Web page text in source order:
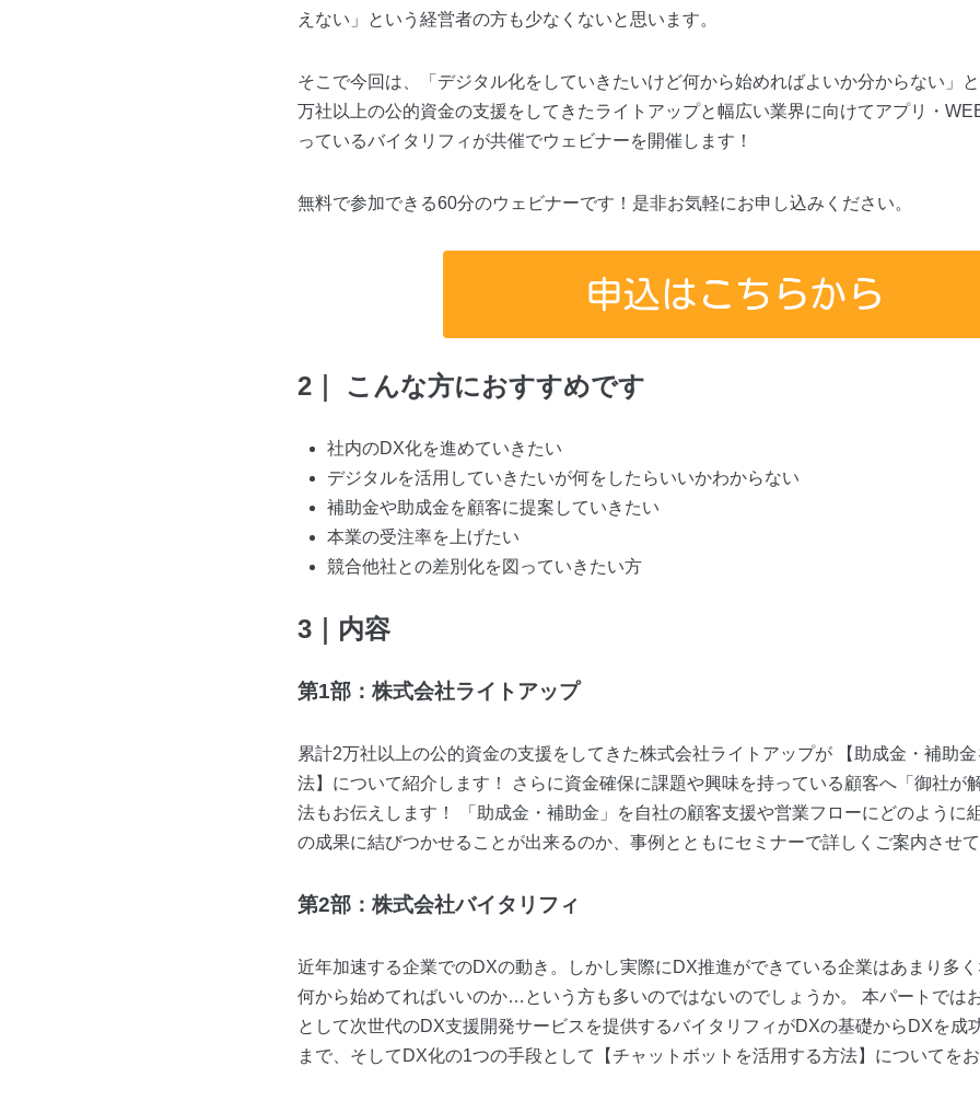
えない」という経営者の方も少なくないと思います。
そこで今回は、「デジタル化をしていきたいけど何から始めればよいか分からない」
万社以上の公的資金の支援をしてきたライトアップと幅広い業界に向けてアプリ・
っているバイタリフィが共催でウェビナーを開催します！
無料で参加できる60分のウェビナーです！是非お気軽にお申し込みください。
2｜ こんな方におすすめです
社内のDX化を進めていきたい
デジタルを活用していきたいが何をしたらいいかわからない
補助金や助成金を顧客に提案していきたい
本業の受注率を上げたい
競合他社との差別化を図っていきたい方
3｜内容
第1部：株式会社ライトアップ
累計2万社以上の公的資金の支援をしてきた株式会社ライトアップが 【助成金・補助
法】について紹介します！ さらに資金確保に課題や興味を持っている顧客へ「御社が
法もお伝えします！ 「助成金・補助金」を自社の顧客支援や営業フローにどのように
の成果に結びつかせることが出来るのか、事例とともにセミナーで詳しくご案内させて
第2部：株式会社バイタリフィ
近年加速する企業でのDXの動き。しかし実際にDX推進ができている企業はあまり多く
何から始めてればいいのか…という方も多いのではないのでしょうか。 本パートでは
として次世代のDX支援開発サービスを提供するバイタリフィがDXの基礎からDXを成
まで、そしてDX化の1つの手段として【チャットボットを活用する方法】についてをお